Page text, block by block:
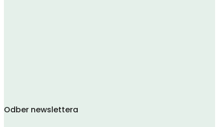
Odber newslettera